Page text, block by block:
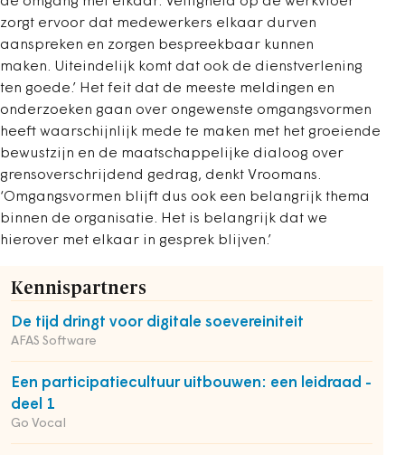
zorgt ervoor dat medewerkers elkaar durven
aanspreken en zorgen bespreekbaar kunnen
maken. Uiteindelijk komt dat ook de dienstverlening
ten goede.’ Het feit dat de meeste meldingen en
onderzoeken gaan over ongewenste omgangsvormen
heeft waarschijnlijk mede te maken met het groeiende
bewustzijn en de maatschappelijke dialoog over
grensoverschrijdend gedrag, denkt Vroomans.
‘Omgangsvormen blijft dus ook een belangrijk thema
binnen de organisatie. Het is belangrijk dat we
hierover met elkaar in gesprek blijven.’
Kennispartners
De tijd dringt voor digitale soevereiniteit
AFAS Software
Een participatiecultuur uitbouwen: een leidraad -
deel 1
Go Vocal